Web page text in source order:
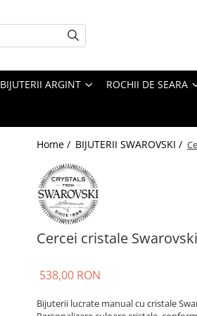
BIJUTERII ARGINT ROCHII DE SEARA
Home / BIJUTERII SWAROVSKI /
Cercei cristale
538,00 RON
Bijuterii lucrate manual cu cristale